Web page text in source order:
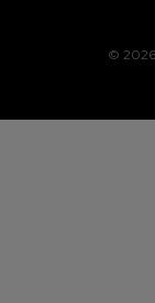
© 2026